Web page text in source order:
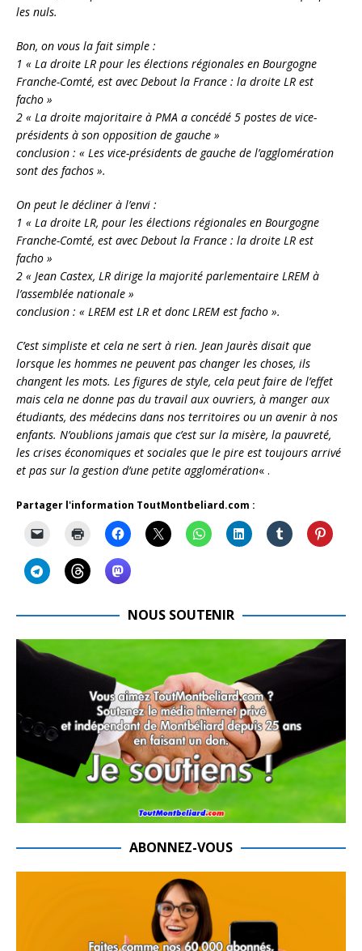
les nuls.
Bon, on vous la fait simple :
1 « La droite LR pour les élections régionales en Bourgogne
Franche-Comté, est avec Debout la France : la droite LR est
facho »
2 « La droite majoritaire à PMA a concédé 5 postes de vice-
présidents à son opposition de gauche »
conclusion : « Les vice-présidents de gauche de l’agglomération
sont des fachos ».
On peut le décliner à l’envi :
1 « La droite LR, pour les élections régionales en Bourgogne
Franche-Comté, est avec Debout la France : la droite LR est
facho »
2 « Jean Castex, LR dirige la majorité parlementaire LREM à
l’assemblée nationale »
conclusion : « LREM est LR et donc LREM est facho ».
C’est simpliste et cela ne sert à rien. Jean Jaurès disait que
lorsque les hommes ne peuvent pas changer les choses, ils
changent les mots. Les figures de style, cela peut faire de l’effet
mais cela ne donne pas du travail aux ouvriers, à manger aux
étudiants, des médecins dans nos territoires ou un avenir à nos
enfants. N’oublions jamais que c’est sur la misère, la pauvreté,
les crises économiques et sociales que le pire est toujours arrivé
et pas sur la gestion d’une petite agglomération« .
Partager l'information ToutMontbeliard.com :
NOUS SOUTENIR
ABONNEZ-VOUS